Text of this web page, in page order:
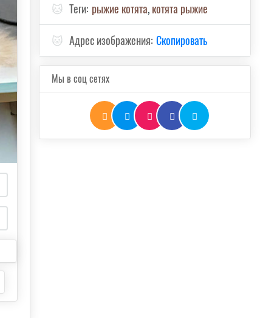
🐱 Теги: рыжие котята,котята рыжие
🐱 Адрес изображения: Скопировать
Мы в соц сетях